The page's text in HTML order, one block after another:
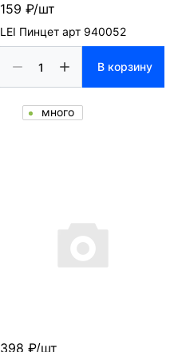
159 ₽/шт
LEI Пинцет арт 940052
В корзину
много
398 ₽/шт